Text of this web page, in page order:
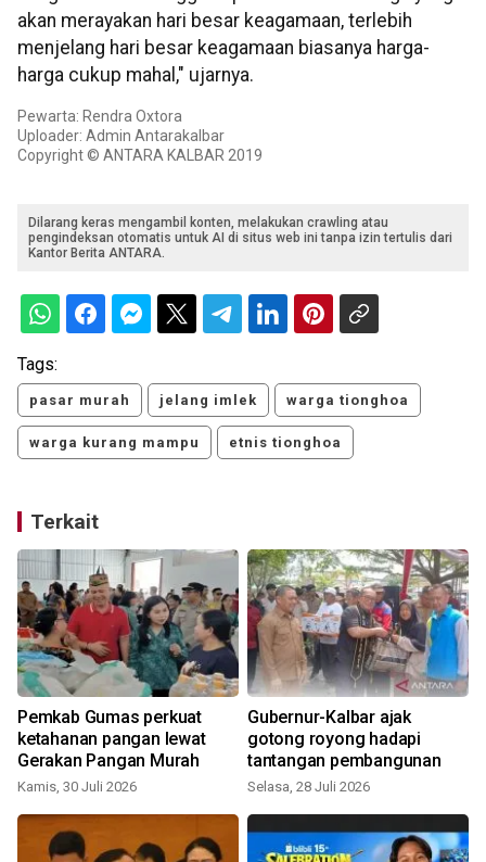
akan merayakan hari besar keagamaan, terlebih
menjelang hari besar keagamaan biasanya harga-
harga cukup mahal," ujarnya.
Pewarta: Rendra Oxtora
Uploader: Admin Antarakalbar
Copyright © ANTARA KALBAR 2019
Dilarang keras mengambil konten, melakukan crawling atau
pengindeksan otomatis untuk AI di situs web ini tanpa izin tertulis dari
Kantor Berita ANTARA.
Tags:
pasar murah jelang imlek warga tionghoa
warga kurang mampu etnis tionghoa
Terkait
Pemkab Gumas perkuat
ketahanan pangan lewat
Gerakan Pangan Murah
Kamis, 30 Juli 2026
Gubernur-Kalbar ajak
gotong royong hadapi
tantangan pembangunan
Selasa, 28 Juli 2026